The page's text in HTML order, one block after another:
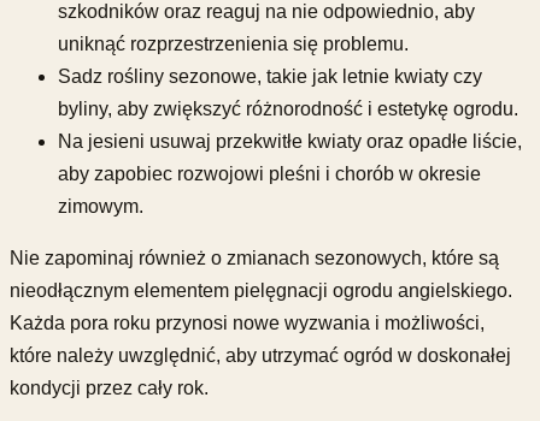
szkodników oraz reaguj na nie odpowiednio, aby
uniknąć rozprzestrzenienia się problemu.
Sadz rośliny sezonowe, takie jak letnie kwiaty czy
byliny, aby zwiększyć różnorodność i estetykę ogrodu.
Na jesieni usuwaj przekwitłe kwiaty oraz opadłe liście,
aby zapobiec rozwojowi pleśni i chorób w okresie
zimowym.
Nie zapominaj również o zmianach sezonowych, które są
nieodłącznym elementem pielęgnacji ogrodu angielskiego.
Każda pora roku przynosi nowe wyzwania i możliwości,
które należy uwzględnić, aby utrzymać ogród w doskonałej
kondycji przez cały rok.